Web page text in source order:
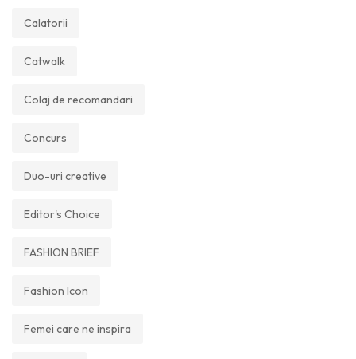
Calatorii
Catwalk
Colaj de recomandari
Concurs
Duo-uri creative
Editor's Choice
FASHION BRIEF
Fashion Icon
Femei care ne inspira